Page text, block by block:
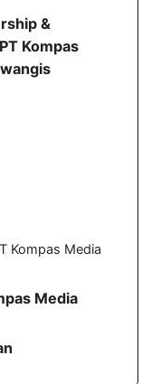
&
Kompas
Kompas Media
Media